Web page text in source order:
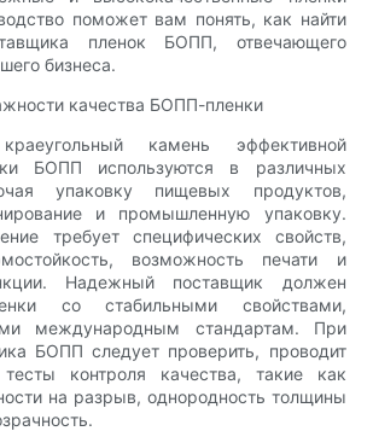
поможет вам понять, как найти
пленок БОПП, отвечающего
бизнеса.
качества БОПП-пленки
камень эффективной
БОПП используются в различных
упаковку пищевых продуктов,
и промышленную упаковку.
требует специфических свойств,
возможность печати и
Надежный поставщик должен
со стабильными свойствами,
международным стандартам. При
БОПП следует проверить, проводит
контроля качества, такие как
на разрыв, однородность толщины